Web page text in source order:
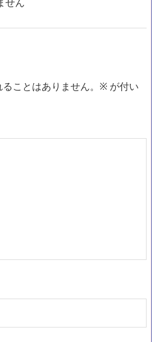
ことはありません。 ※ が付い